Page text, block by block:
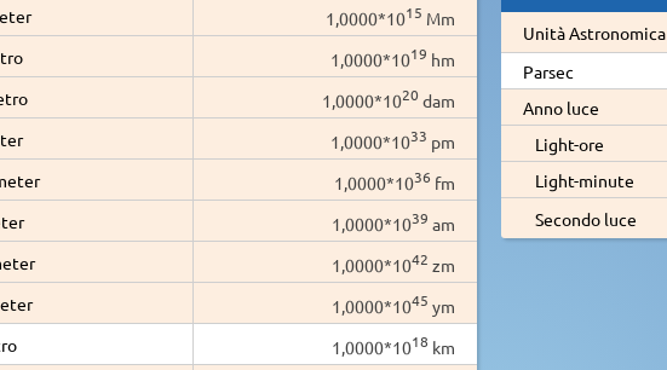
1,0000*1015 Mm
1,0000*1019 hm
1,0000*1020 dam
1,0000*1033 pm
1,0000*1036 fm
1,0000*1039 am
1,0000*1042 zm
1,0000*1045 ym
1,0000*1018 km
Unità Astronomica
Parsec
Anno luce
Light-ore
Light-minute
Secondo luce